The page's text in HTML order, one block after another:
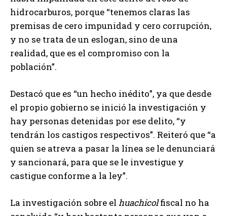
hidrocarburos, porque “tenemos claras las
premisas de cero impunidad y cero corrupción,
y no se trata de un eslogan, sino de una
realidad, que es el compromiso con la
población”.
Destacó que es “un hecho inédito”, ya que desde
el propio gobierno se inició la investigación y
hay personas detenidas por ese delito, “y
tendrán los castigos respectivos”. Reiteró que “a
quien se atreva a pasar la línea se le denunciará
y sancionará, para que se le investigue y
castigue conforme a la ley”.
La investigación sobre el huachicolfiscal no ha